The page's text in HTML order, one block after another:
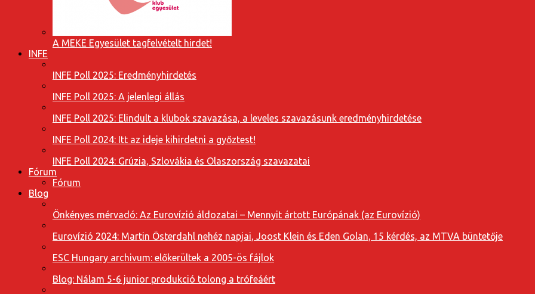
A MEKE Egyesület tagfelvételt hirdet!
INFE
INFE Poll 2025: Eredményhirdetés
INFE Poll 2025: A jelenlegi állás
INFE Poll 2025: Elindult a klubok szavazása, a leveles szavazásunk eredményhirdetése
INFE Poll 2024: Itt az ideje kihirdetni a győztest!
INFE Poll 2024: Grúzia, Szlovákia és Olaszország szavazatai
Fórum
Fórum
Blog
Önkényes mérvadó: Az Eurovízió áldozatai – Mennyit ártott Európának (az Eurovízió)
Eurovízió 2024: Martin Österdahl nehéz napjai, Joost Klein és Eden Golan, 15 kérdés, az MTVA büntetője
ESC Hungary archivum: előkerültek a 2005-ös fájlok
Blog: Nálam 5-6 junior produkció tolong a trófeáért